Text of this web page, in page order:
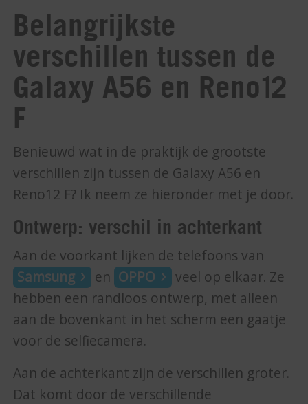
Belangrijkste
verschillen tussen de
Galaxy A56 en Reno12
F
Benieuwd wat in de praktijk de grootste
verschillen zijn tussen de Galaxy A56 en
Reno12 F? Ik neem ze hieronder met je door.
Ontwerp: verschil in achterkant
Aan de voorkant lijken de telefoons van
Samsung
en OPPO
veel op elkaar. Ze
hebben een randloos ontwerp, met alleen
aan de bovenkant in het scherm een gaatje
voor de selfiecamera.
Aan de achterkant zijn de verschillen groter.
Dat komt door de verschillende